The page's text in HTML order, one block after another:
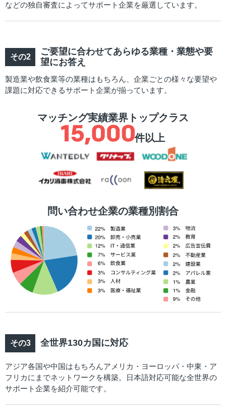
などの独自審査によってサポート企業を厳選しています。
ご要望に合わせてあらゆる業種・業態や要
望にお答え
製造業や飲食業等の業種はもちろん、企業ごとの様々な要望や
課題に対応できるサポート企業が揃っています。
マッチング実績業界トップクラス
件以上
問い合わせ企業の業種別割合
全世界130カ国に対応
アジア各国や中国はもちろんアメリカ・ヨーロッパ・中東・ア
フリカにまでネットワークを構築。日本語対応可能な全世界の
サポート企業を紹介可能です。